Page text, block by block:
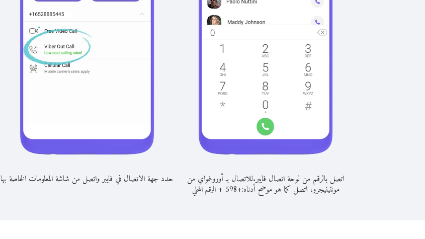
اتصل بالرقم من لوحة اتصال فايبر.للاتصال بـ أوروغواي من
مونتينيجرو، اتصل كما هو موضح أدناه:+
598
+الرقم المحلي
حدد جهة الاتصال في فايبر واتصل من شاشة المعلومات الخاصة بها